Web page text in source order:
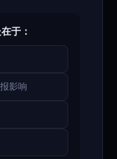
于：
影响